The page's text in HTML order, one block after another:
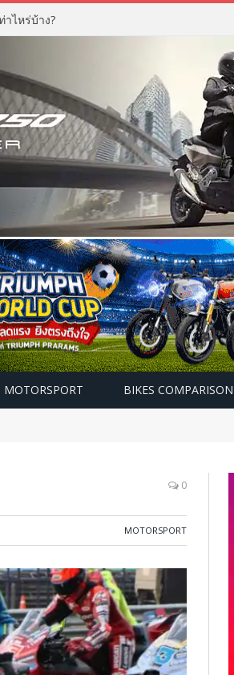
ไหร่บ้าง?
MOTORSPORT BIKES COMPARISON
0
MOTORSPORT